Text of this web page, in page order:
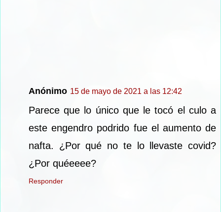
Anónimo 15 de mayo de 2021 a las 12:42
Parece que lo único que le tocó el culo a
este engendro podrido fue el aumento de
nafta. ¿Por qué no te lo llevaste covid?
¿Por quéeeee?
Responder